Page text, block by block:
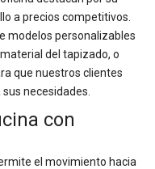
a precios competitivos.
modelos personalizables
del tapizado, o
que nuestros clientes
necesidades.
con
el movimiento hacia